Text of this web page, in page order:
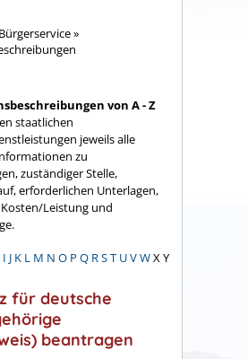
Bürgerservice»
von A - Z
staatlichen
jeweils alle
zu
zuständiger Stelle,
erforderlichen Unterlagen,
Leistung und
I J K L M N O P Q RST UVWX Y
für deutsche
beantragen